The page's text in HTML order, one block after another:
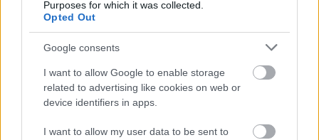
Purposes for which it was collected.
Opted Out
Google consents
I want to allow Google to enable storage
related to advertising like cookies on web or
device identifiers in apps.
I want to allow my user data to be sent to
hogy ez csak a kezdet. Igazi csapatmunka volt ez
az eredmény. A szerelők fantasztikus munkát
végeztek, nagy köszönet ezért nekik.”
“Nagyon fontos ez a dobogó a csapatnak. Az
elmúlt két futamon bár közel voltunk hasonló